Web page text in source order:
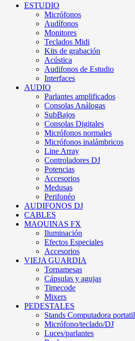
ESTUDIO
Micrófonos
Audífonos
Monitores
Teclados Midi
Kits de grabación
Acústica
Audifonos de Estudio
Interfaces
AUDIO
Parlantes amplificados
Consolas Análogas
SubBajos
Consolas Digitales
Micrófonos normales
Micrófonos inalámbricos
Line Array
Controladores DJ
Potencias
Accesorios
Medusas
Perifonéo
AUDIFONOS DJ
CABLES
MAQUINAS FX
Iluminación
Efectos Especiales
Accesorios
VIEJA GUARDIA
Tornamesas
Cápsulas y agujas
Timecode
Mixers
PEDESTALES
Stands Computadora portatil
Micrófono/teclado/DJ
Luces/parlantes